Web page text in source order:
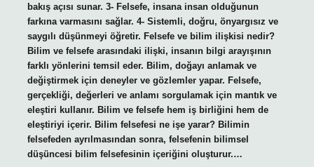
bakış açısı sunar. 3- Felsefe, insana insan olduğunun
farkına varmasını sağlar. 4- Sistemli, doğru, önyargısız ve
saygılı düşünmeyi öğretir. Felsefe ve bilim ilişkisi nedir?
Bilim ve felsefe arasındaki ilişki, insanın bilgi arayışının
farklı yönlerini temsil eder. Bilim, doğayı anlamak ve
değiştirmek için deneyler ve gözlemler yapar. Felsefe,
gerçekliği, değerleri ve anlamı sorgulamak için mantık ve
eleştiri kullanır. Bilim ve felsefe hem iş birliğini hem de
eleştiriyi içerir. Bilim felsefesi ne işe yarar? Bilimin
felsefeden ayrılmasından sonra, felsefenin bilimsel
düşüncesi bilim felsefesinin içeriğini oluşturur.…